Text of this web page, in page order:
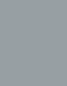
für